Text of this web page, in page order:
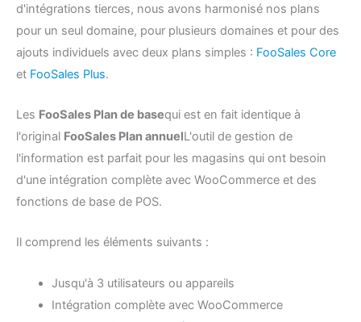
d'intégrations tierces, nous avons harmonisé nos plans
pour un seul domaine, pour plusieurs domaines et pour des
ajouts individuels avec deux plans simples : FooSales Core
et FooSales Plus.
Les FooSales Plan de basequi est en fait identique à
l'original FooSales Plan annuelL'outil de gestion de
l'information est parfait pour les magasins qui ont besoin
d'une intégration complète avec WooCommerce et des
fonctions de base de POS.
Il comprend les éléments suivants :
Jusqu'à 3 utilisateurs ou appareils
Intégration complète avec WooCommerce